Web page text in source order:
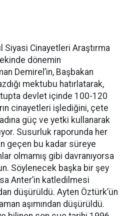
Siyasi Cinayetleri Araştırma
dönemin
Demirel’in, Başbakan
mektubu hatırlatarak,
devlet içinde 100-120
cinayetleri işlediğini, çete
güç ve yetki kullanarak
Susurluk raporunda her
geçen bu kadar süreye
olmamış gibi davranıyorsa
Söylenecek başka bir şey
Anter’in katledilmesi
düşürüldü. Ayten Öztürk’ün
aşımından düşürüldü.